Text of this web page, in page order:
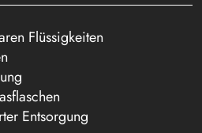
Flüssigkeiten
Entsorgung